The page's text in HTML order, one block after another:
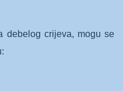
debelog crijeva, mogu se